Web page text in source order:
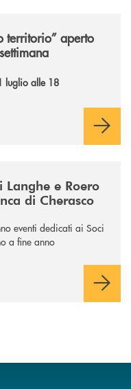
territorio” aperto
luglio alle 18
e Roero
di Cherasco
eventi dedicati ai Soci
a fine anno